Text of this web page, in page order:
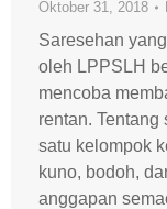
Oktober 31, 2018
Saresehan
oleh LPPSLH
mencoba
rentan.
satu kelompok
kuno, bodoh,
anggapan